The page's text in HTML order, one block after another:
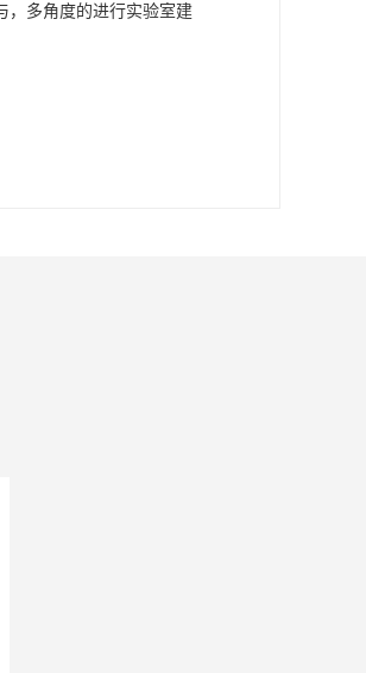
，多角度的进行实验室建